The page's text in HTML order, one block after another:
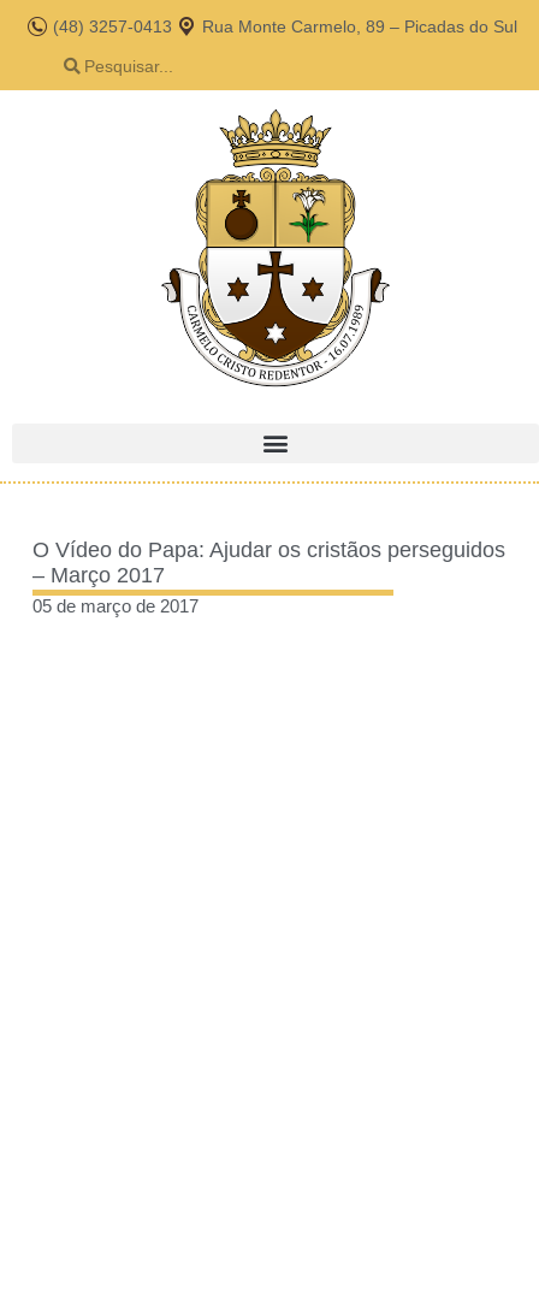
(48) 3257-0413 Rua Monte Carmelo, 89 – Picadas do Sul
O Vídeo do Papa: Ajudar os cristãos perseguidos
– Março 2017
05 de março de 2017